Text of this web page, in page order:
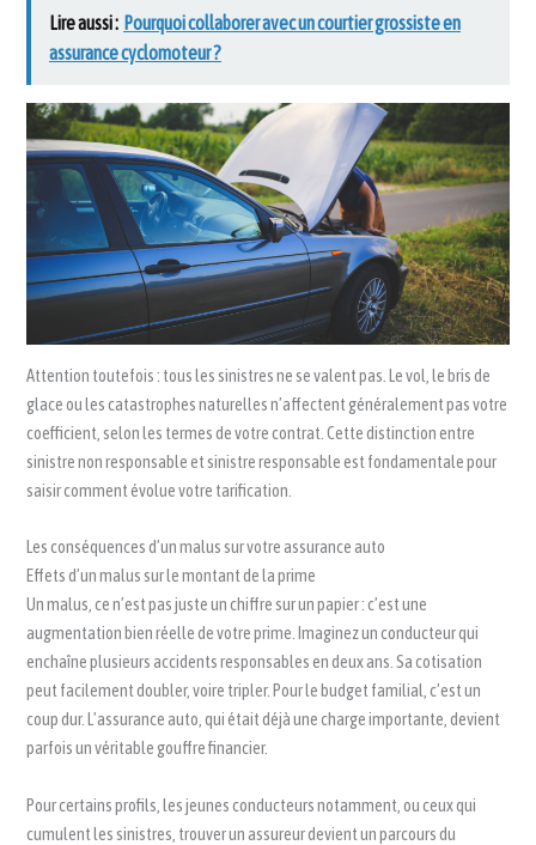
Lire aussi : Pourquoi collaborer avec un courtier grossiste en
assurance cyclomoteur ?
Attention toutefois : tous les sinistres ne se valent pas. Le vol, le bris de
glace ou les catastrophes naturelles n’affectent généralement pas votre
coefficient, selon les termes de votre contrat. Cette distinction entre
sinistre non responsable et sinistre responsable est fondamentale pour
saisir comment évolue votre tarification.
Les conséquences d’un malus sur votre assurance auto
Effets d’un malus sur le montant de la prime
Un malus, ce n’est pas juste un chiffre sur un papier : c’est une
augmentation bien réelle de votre prime. Imaginez un conducteur qui
enchaîne plusieurs accidents responsables en deux ans. Sa cotisation
peut facilement doubler, voire tripler. Pour le budget familial, c’est un
coup dur. L’assurance auto, qui était déjà une charge importante, devient
parfois un véritable gouffre financier.
Pour certains profils, les jeunes conducteurs notamment, ou ceux qui
cumulent les sinistres, trouver un assureur devient un parcours du